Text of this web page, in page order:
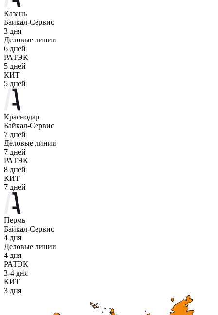
Казань
Байкал-Сервис
3 дня
Деловые линии
6 дней
РАТЭК
5 дней
КИТ
5 дней
Краснодар
Байкал-Сервис
7 дней
Деловые линии
7 дней
РАТЭК
8 дней
КИТ
7 дней
Пермь
Байкал-Сервис
4 дня
Деловые линии
4 дня
РАТЭК
3-4 дня
КИТ
3 дня